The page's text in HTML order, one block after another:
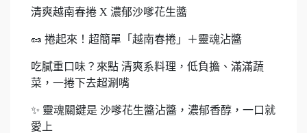
清爽越南春捲 X 濃郁沙嗲花生醬
🥜 捲起來！超簡單「越南春捲」＋靈魂沾醬
吃膩重口味？來點 清爽系料理，低負擔、滿滿蔬
菜，一捲下去超涮嘴
✨ 靈魂關鍵是 沙嗲花生醬沾醬，濃郁香醇，一口就
愛上